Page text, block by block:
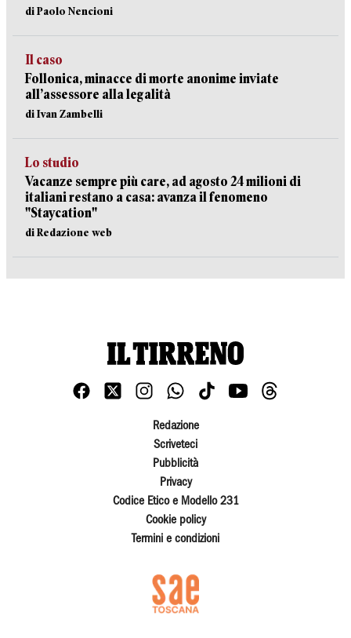
di Paolo Nencioni
Il caso
Follonica, minacce di morte anonime inviate
all’assessore alla legalità
di Ivan Zambelli
Lo studio
Vacanze sempre più care, ad agosto 24 milioni di
italiani restano a casa: avanza il fenomeno
"Staycation"
di Redazione web
Redazione
Scriveteci
Pubblicità
Privacy
Codice Etico e Modello 231
Cookie policy
Termini e condizioni